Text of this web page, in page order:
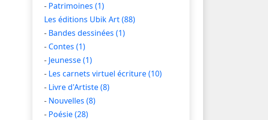
- Patrimoines (1)
Les éditions Ubik Art(88)
- Bandes dessinées (1)
- Contes (1)
- Jeunesse(1)
- Les carnets virtuel écriture(10)
- Livre d'Artiste(8)
- Nouvelles (8)
- Poésie(28)